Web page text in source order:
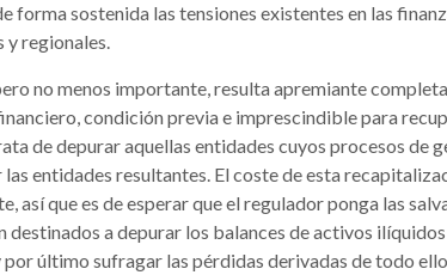
forma sostenida las tensiones existentes en las
y regionales.
no menos importante, resulta apremiante
condición previa e imprescindible para
de depurar aquellas entidades cuyos procesos de
entidades resultantes. El coste de esta
así que es de esperar que el regulador ponga las
destinados a depurar los balances de activos
por último sufragar las pérdidas derivadas de todo